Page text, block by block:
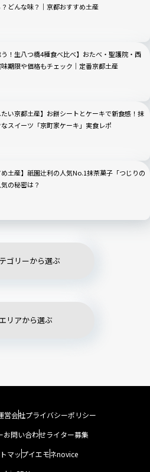
どんな味？｜京都おすすめ土産
う！生八つ橋4種食べ比べ】おたべ・聖護院・西
期限や価格もチェック｜定番京都土産
たい京都土産】お餅シートとケーキで新食感！抹
スイーツ「京町家ケーキ」実食レポ
め土産】祇園辻利の人気No.1抹茶菓子「つじりの
の秘密は？
ゴリーから選ぶ
エリアから選ぶ
営会社プライバシーポリシー
お問い合わせライター募集
マップイエモネnovice